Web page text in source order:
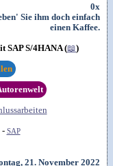
0x
SAP S/4HANA (📖)
- SAP
21. November 2022